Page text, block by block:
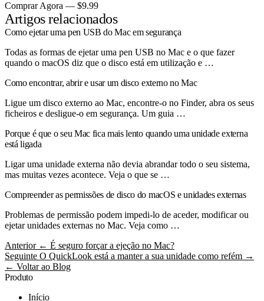
Comprar Agora — $9.99
Artigos relacionados
Como ejetar uma pen USB do Mac em segurança
Todas as formas de ejetar uma pen USB no Mac e o que fazer
quando o macOS diz que o disco está em utilização e …
Como encontrar, abrir e usar um disco externo no Mac
Ligue um disco externo ao Mac, encontre-o no Finder, abra os seus
ficheiros e desligue-o em segurança. Um guia …
Porque é que o seu Mac fica mais lento quando uma unidade externa
está ligada
Ligar uma unidade externa não devia abrandar todo o seu sistema,
mas muitas vezes acontece. Veja o que se …
Compreender as permissões de disco do macOS e unidades externas
Problemas de permissão podem impedi-lo de aceder, modificar ou
ejetar unidades externas no Mac. Veja como …
Anterior ← É seguro forçar a ejeção no Mac?
Seguinte O QuickLook está a manter a sua unidade como refém →
← Voltar ao Blog
Produto
Início